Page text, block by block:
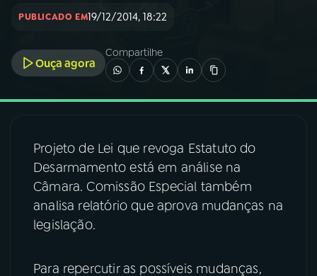
INÍCIO
A RÁDIO
03PROGRAMAÇÃO
04 PROGRAMAS
PODCASTS
PUBLICADO EM19/12/2014, 18:22
Ouça agora
Compartilhe
Projeto de Lei que revoga Estatuto do
Desarmamento está em análise na
Câmara. Comissão Especial também
analisa relatório que aprova mudanças na
legislação.
Para repercutir as possíveis mudanças,